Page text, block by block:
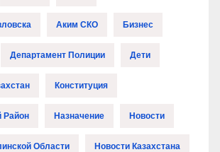
Аким СКО Бизнес
Департамент Полиции Дети
Конституция
Район Назначение Новости
Области Новости Казахстана